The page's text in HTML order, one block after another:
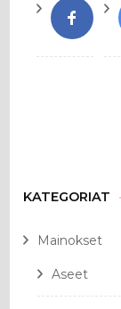
KATEGORIAT
Mainokset
Aseet